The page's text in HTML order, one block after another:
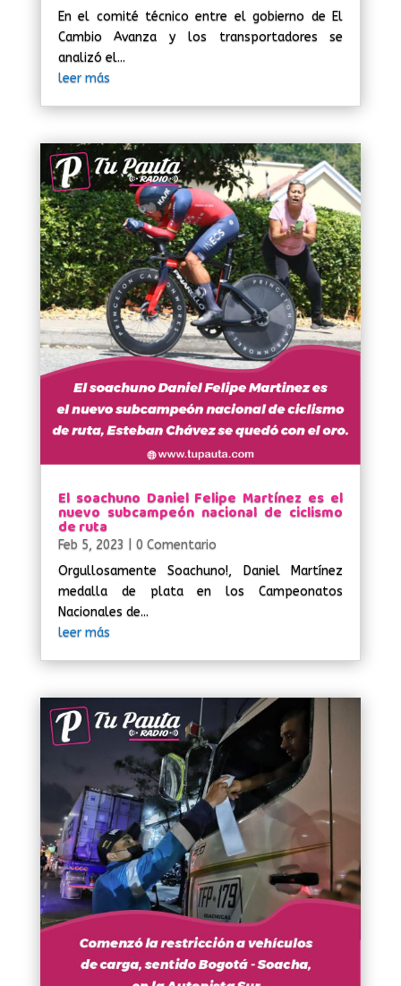
En el comité técnico entre el gobierno de El
Cambio Avanza y los transportadores se
analizó el...
leer más
El soachuno Daniel Felipe Martínez es el
nuevo subcampeón nacional de ciclismo
de ruta
Feb 5, 2023
| 0 Comentario
Orgullosamente Soachuno!, Daniel Martínez
medalla de plata en los Campeonatos
Nacionales de...
leer más